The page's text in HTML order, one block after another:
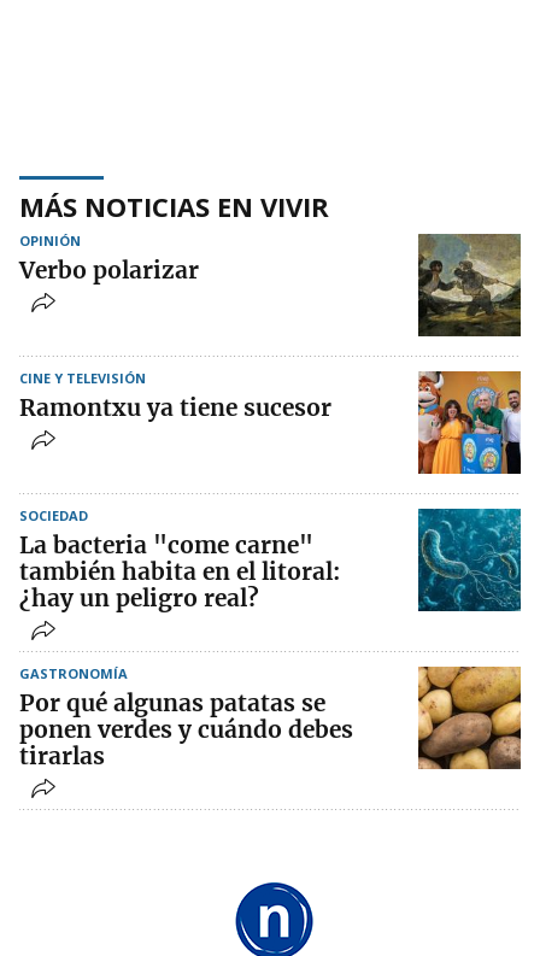
MÁS NOTICIAS EN VIVIR
OPINIÓN
Verbo polarizar
CINE Y TELEVISIÓN
Ramontxu ya tiene sucesor
SOCIEDAD
La bacteria "come carne"
también habita en el litoral:
¿hay un peligro real?
GASTRONOMÍA
Por qué algunas patatas se
ponen verdes y cuándo debes
tirarlas